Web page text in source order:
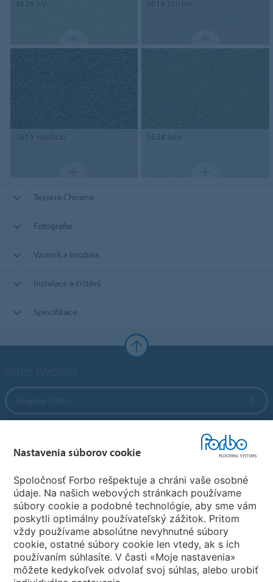
3629 ivy 3618 torrent
3615 nautical 3628 lake
Tessera Chroma
Fotografie
Vzorník a brožura
Instalace a čištění
Specifikace
Zvoľte krajinu
Zvoľte svoju krajinu
Nastavenia súborov cookie
Spoločnosť Forbo rešpektuje a chráni vaše osobné
údaje. Na našich webových stránkach používame
súbory cookie a podobné technológie, aby sme vám
poskytli optimálny používateľský zážitok. Pritom
vždy používame absolútne nevyhnutné súbory
cookie, ostatné súbory cookie len vtedy, ak s ich
používaním súhlasíte. V časti «Moje nastavenia»
môžete kedykoľvek odvolať svoj súhlas, alebo urobiť